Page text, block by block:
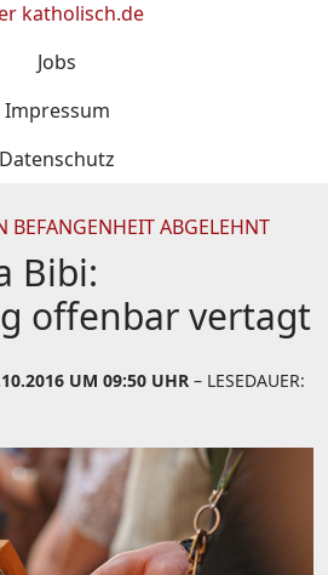
katholisch.de
Jobs
Impressum
Datenschutz
BEFANGENHEIT ABGELEHNT
Bibi:
offenbar vertagt
UM 09:50 UHR – LESEDAUER: